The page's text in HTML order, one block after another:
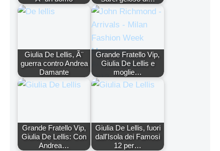
Giulia De Lellis, Ã¨
guerra contro Andrea
Damante
Grande Fratello Vip,
Giulia De Lellis e
moglie…
Grande Fratello Vip,
Giulia De Lellis: Con
Andrea…
Giulia De Lellis, fuori
dall'Isola dei Famosi
12 per…